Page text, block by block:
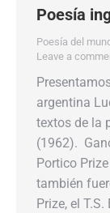
Poesía
Poesía del
Leave a
argentina
textos de la
(1962).
Portico
también
Prize, el